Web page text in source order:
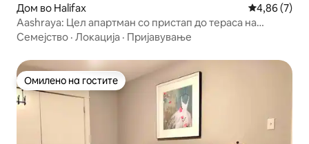
Дом во Halifax Просечна
4,86 (7)
Aashraya: Цел апартман со пристап до тераса на
главното ниво
Семејство · Локација · Пријавување
Омилено на гостите
Омилено на гостите